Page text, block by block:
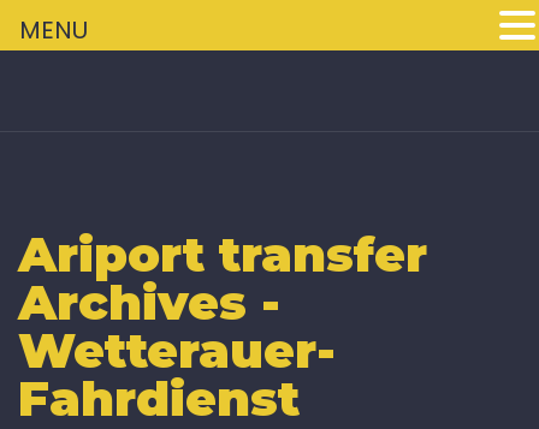
Ariport transfer
Archives -
Wetterauer-
Fahrdienst
MENU